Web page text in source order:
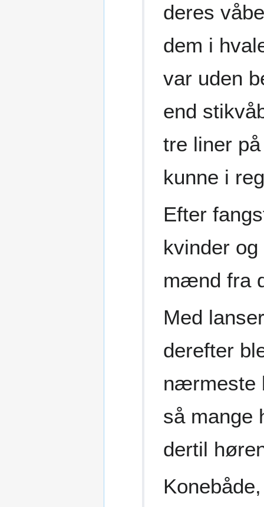
deres
dem i
var uden
end
tre liner
kunne i
Efter
kvinder
mænd fra
Med
derefter
nærmeste
så mange
dertil